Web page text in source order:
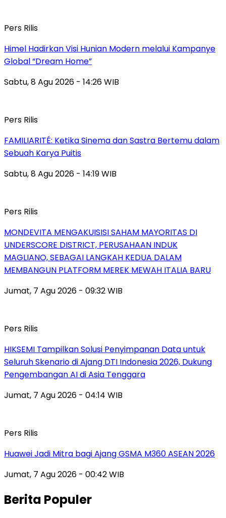
Pers Rilis
Himel Hadirkan Visi Hunian Modern melalui Kampanye
Global “Dream Home”
Sabtu, 8 Agu 2026 - 14:26 WIB
Pers Rilis
FAMILIARITÉ: Ketika Sinema dan Sastra Bertemu dalam
Sebuah Karya Puitis
Sabtu, 8 Agu 2026 - 14:19 WIB
Pers Rilis
MONDEVITA MENGAKUISISI SAHAM MAYORITAS DI
UNDERSCORE DISTRICT, PERUSAHAAN INDUK
MAGLIANO, SEBAGAI LANGKAH KEDUA DALAM
MEMBANGUN PLATFORM MEREK MEWAH ITALIA BARU
Jumat, 7 Agu 2026 - 09:32 WIB
Pers Rilis
HIKSEMI Tampilkan Solusi Penyimpanan Data untuk
Seluruh Skenario di Ajang DTI Indonesia 2026, Dukung
Pengembangan AI di Asia Tenggara
Jumat, 7 Agu 2026 - 04:14 WIB
Pers Rilis
Huawei Jadi Mitra bagi Ajang GSMA M360 ASEAN 2026
Jumat, 7 Agu 2026 - 00:42 WIB
Berita Populer